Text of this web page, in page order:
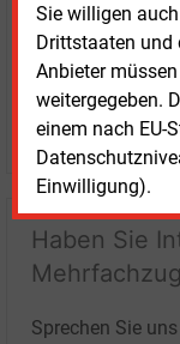
Sie willigen
Drittstaaten und
Anbieter
weitergegeben.
einem nach EU-
Einwilligung).
LOGIN
Haben Sie
Sprechen Sie